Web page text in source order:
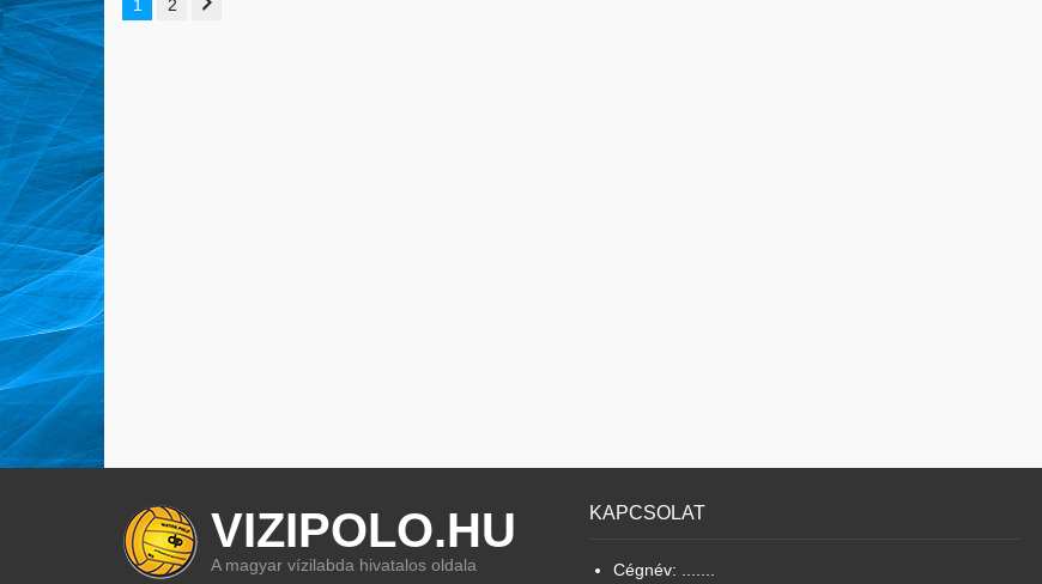
1 2
VIZIPOLO.HU
A magyar vízilabda hivatalos oldala
KAPCSOLAT
Cégnév: .......